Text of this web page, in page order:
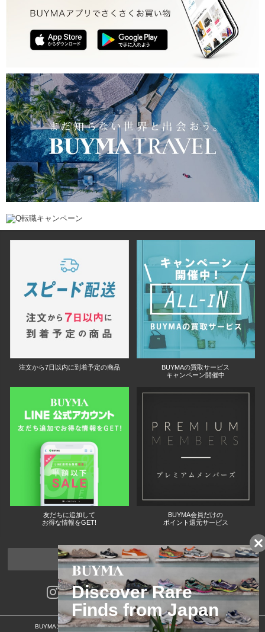
注文から7日以内に到着予定の商品
BUYMAの買取サービス
キャンペーン開催中
友だちに追加して
お得な情報をGET!
BUYMA会員だけの
ポイント還元サービス
ページトップへ
BUYMAスタートガイド 安心への取り組み